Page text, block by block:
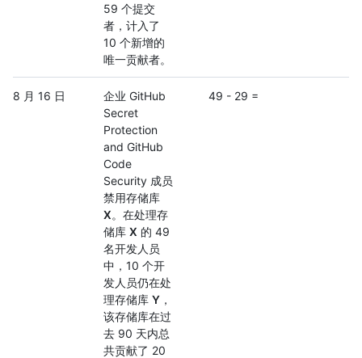
59 个提交
者，计入了
10 个新增的
唯一贡献者。
8 月 16 日
企业 GitHub
Secret
Protection
and GitHub
Code
Security 成员
禁用存储库
X。在处理存
储库 X 的 49
名开发人员
中，10 个开
发人员仍在处
理存储库 Y ，
该存储库在过
去 90 天内总
共贡献了 20
49 - 29 =